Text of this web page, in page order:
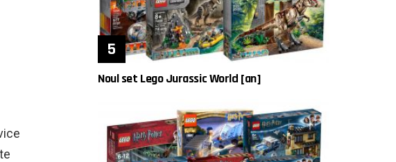
Noul set Lego Jurassic World [an]